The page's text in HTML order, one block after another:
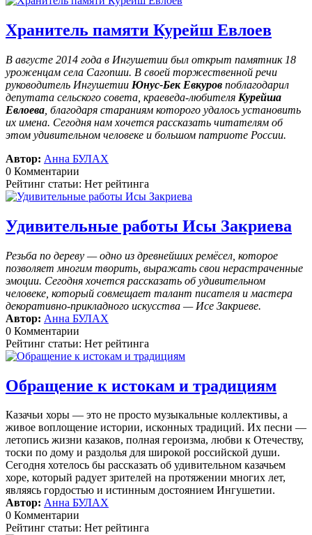
Хранитель памяти Курейш Евлоев
В августе 2014 года в Ингушетии был открыт памятник 18
уроженцам села Сагопши. В своей торжественной речи
руководитель Ингушетии Юнус-Бек Евкуров поблагодарил
депутата сельского совета, краеведа-любителя Курейша
Евлоева , благодаря стараниям которого удалось установить
их имена. Сегодня нам хочется рассказать читателям об
этом удивительном человеке и большом патриоте России.
Автор: Анна БУЛАХ
0 Комментарии
Рейтинг статьи: Нет рейтинга
Удивительные работы Исы Закриева
Резьба по дереву — одно из древнейших ремёсел, которое
позволяет многим творить, выражать свои нерастраченные
эмоции. Сегодня хочется рассказать об удивительном
человеке, который совмещает талант писателя и мастера
декоративно-прикладного искусства — Исе Закриеве.
Автор: Анна БУЛАХ
0 Комментарии
Рейтинг статьи: Нет рейтинга
Обращение к истокам и традициям
Казачьи хоры — это не просто музыкальные коллективы, а
живое воплощение истории, исконных традиций. Их песни —
летопись жизни казаков, полная героизма, любви к Отечеству,
тоски по дому и раздолья для широкой российской души.
Сегодня хотелось бы рассказать об удивительном казачьем
хоре, который радует зрителей на протяжении многих лет,
являясь гордостью и истинным достоянием Ингушетии.
Автор: Анна БУЛАХ
0 Комментарии
Рейтинг статьи: Нет рейтинга